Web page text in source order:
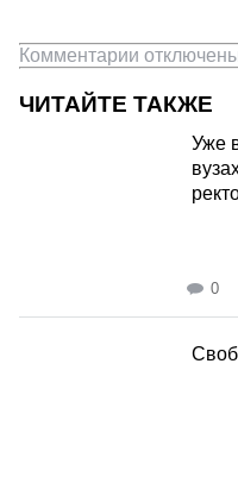
Комментарии
ЧИТАЙТЕ ТАКЖЕ
Уже
0